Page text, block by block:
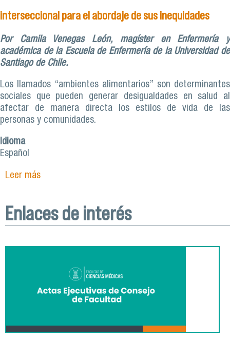
interseccional para el abordaje de sus inequidades
Por Camila Venegas León, magíster en Enfermería y
académica de la Escuela de Enfermería de la Universidad de
Santiago de Chile.
Los llamados “ambientes alimentarios” son determinantes
sociales que pueden generar desigualdades en salud al
afectar de manera directa los estilos de vida de las
personas y comunidades.
Idioma
Español
Leer mássobre Ambientes alimentarios domésticos: una
Enlaces de interés